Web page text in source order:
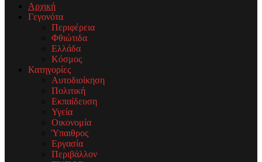
Αρχική
Γεγονότα
Περιφέρεια
Φθιώτιδα
Ελλάδα
Κόσμος
Κατηγορίες
Αυτοδιοίκηση
Πολιτική
Εκπαίδευση
Υγεία
Οικονομία
Ύπαιθρος
Εργασία
Περιβάλλον